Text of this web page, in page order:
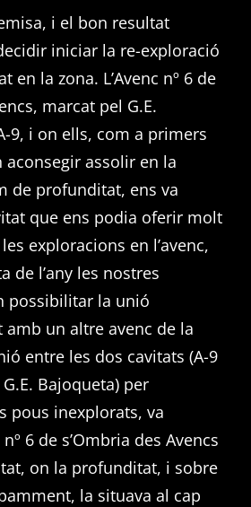
i el bon resultat
iniciar la re-exploració
en la zona. L’Avenc nº 6 de
marcat pel G.E.
9, i on ells, com a primers
aconsegir assolir en la
de profunditat, ens va
que ens podia oferir molt
exploracions en l’avenc,
de l’any les nostres
possibilitar la unió
amb un altre avenc de la
entre les dos cavitats (A-9
Bajoqueta) per
pous inexplorats, va
6 de s’Ombria des Avencs
on la profunditat, i sobre
la situava al cap